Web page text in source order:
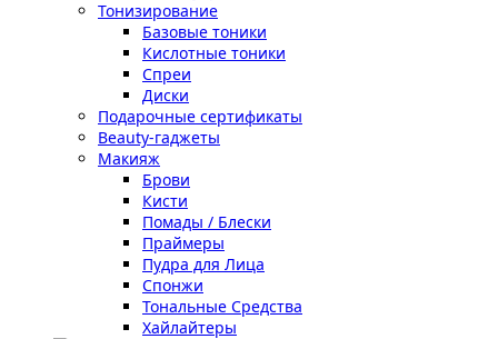
Тонизирование
Базовые тоники
Кислотные тоники
Спреи
Диски
Подарочные сертификаты
Beauty-гаджеты
Макияж
Брови
Кисти
Помады / Блески
Праймеры
Пудра для Лица
Спонжи
Тональные Средства
Хайлайтеры